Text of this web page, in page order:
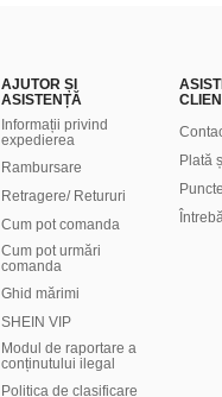
AJUTOR ȘI
ASISTENȚĂ
Informații privind
expedierea
Rambursare
Retragere/ Retururi
Cum pot comanda
Cum pot urmări
comanda
Ghid mărimi
SHEIN VIP
Modul de raportare a
conținutului ilegal
Politica de clasificare
Plată